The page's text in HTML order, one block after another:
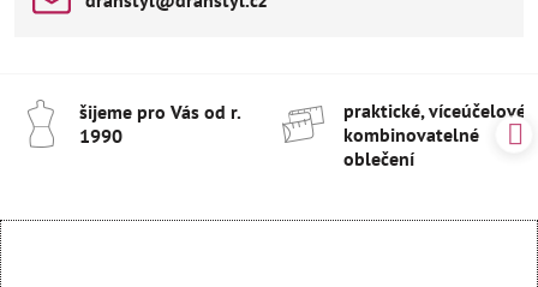
šijeme pro Vás od r​.
1990
praktické, víceúčelové
kombinovatelné
oblečení